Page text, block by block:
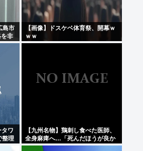
島市
非
【画像】ドスケベ体育祭、開幕ｗ
ｗｗ
ワ
整理
【九州名物】鶏刺し食べた医師、
全身麻痺へ…「死んだほうが良か
った」